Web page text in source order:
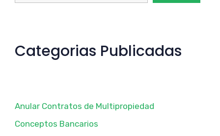
Categorias Publicadas
Anular Contratos de Multipropiedad
Conceptos Bancarios